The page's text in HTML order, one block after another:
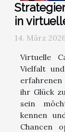
in
14. März
Virtuelle
Vielfalt
ihr Glück
sein
kennen
Chancen